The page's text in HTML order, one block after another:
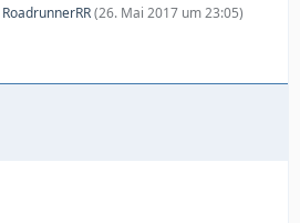
RoadrunnerRR(26. Mai 2017 um 23:05)